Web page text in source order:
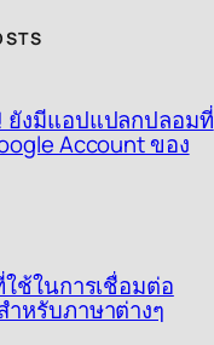
ยังมีแอปแปลกปลอมที่
Account ของ
ใช้ในการเชื่อมต่อ
ำหรับภาษาต่างๆ